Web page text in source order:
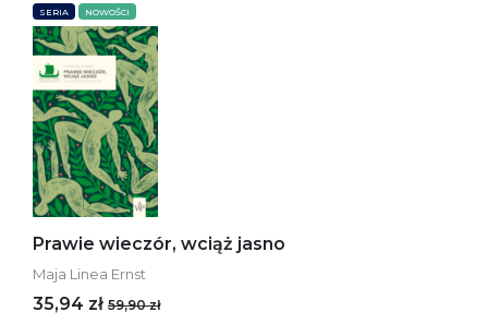
SERIA NOWOŚCI
Prawie wieczór, wciąż jasno
Maja Linea Ernst
35,94 zł 59,90 zł